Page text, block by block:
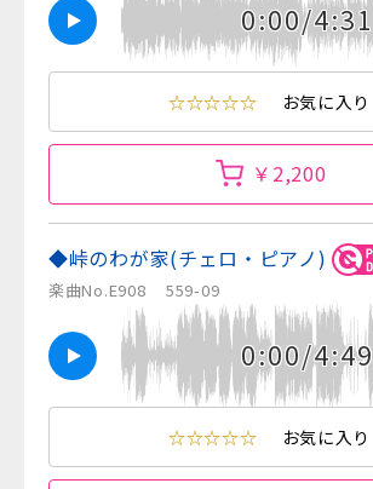
0:00/4:31
☆☆☆☆☆ お気に入り
￥2,200
◆峠のわが家(チェロ・ピアノ)
楽曲No.E908 559-09
0:00/4:49
☆☆☆☆☆ お気に入り